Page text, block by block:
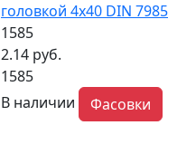
головкой 4x40 DIN 7985
1585
2.14 руб.
1585
В наличии
Фасовки